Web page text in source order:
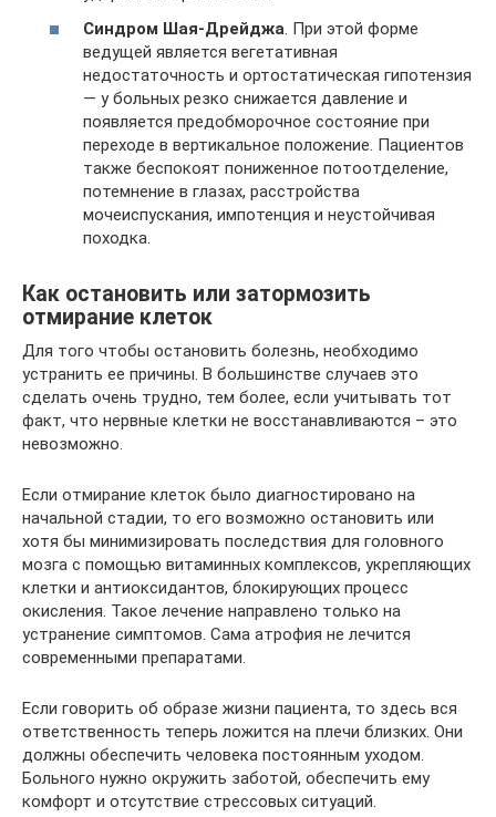
Синдром Шая-Дрейджа . При этой форме
ведущей является вегетативная
недостаточность и ортостатическая гипотензия
— у больных резко снижается давление и
появляется предобморочное состояние при
переходе в вертикальное положение. Пациентов
также беспокоят пониженное потоотделение,
потемнение в глазах, расстройства
мочеиспускания, импотенция и неустойчивая
походка.
Как остановить или затормозить
отмирание клеток
Для того чтобы остановить болезнь, необходимо
устранить ее причины. В большинстве случаев это
сделать очень трудно, тем более, если учитывать тот
факт, что нервные клетки не восстанавливаются – это
невозможно.
Если отмирание клеток было диагностировано на
начальной стадии, то его возможно остановить или
хотя бы минимизировать последствия для головного
мозга с помощью витаминных комплексов, укрепляющих
клетки и антиоксидантов, блокирующих процесс
окисления. Такое лечение направлено только на
устранение симптомов. Сама атрофия не лечится
современными препаратами.
Если говорить об образе жизни пациента, то здесь вся
ответственность теперь ложится на плечи близких. Они
должны обеспечить человека постоянным уходом.
Больного нужно окружить заботой, обеспечить ему
комфорт и отсутствие стрессовых ситуаций.